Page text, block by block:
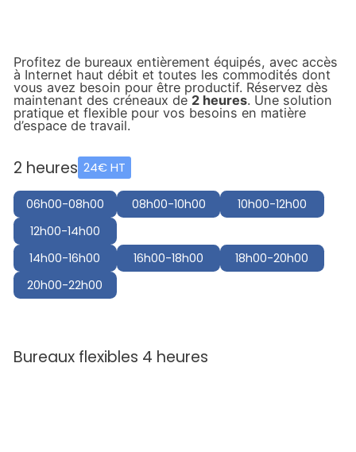
Profitez de bureaux entièrement équipés, avec accès
à Internet haut débit et toutes les commodités dont
vous avez besoin pour être productif. Réservez dès
maintenant des créneaux de 2 heures. Une solution
pratique et flexible pour vos besoins en matière
d’espace de travail.
2 heures 24€ HT
06h00-08h00 08h00-10h00
10h00-12h00
12h00-14h00
14h00-16h00
16h00-18h00
18h00-20h00
20h00-22h00
Bureaux flexibles 4 heures